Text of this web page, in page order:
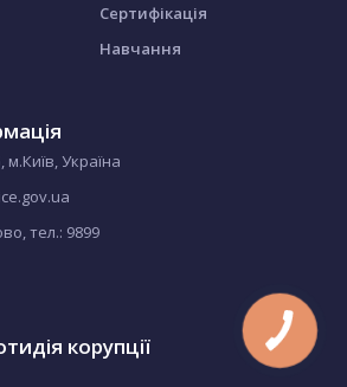
Сертифікація
Навчання
Україна
тел.: 9899
корупції